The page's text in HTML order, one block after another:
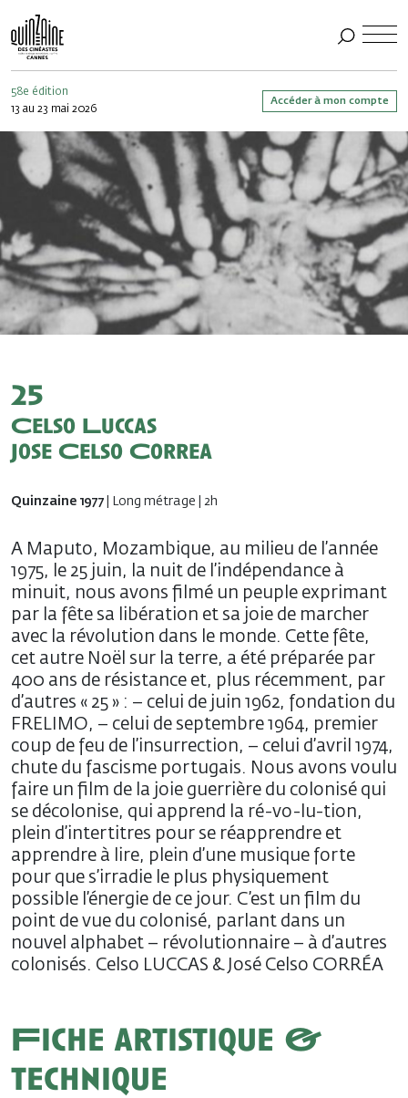
58e édition
13 au 23 mai 2026
Accéder à mon compte
25
Celso Luccas
Jose Celso Correa
Quinzaine 1977 | Long métrage | 2h
A Maputo, Mozambique, au milieu de l’année
1975, le 25 juin, la nuit de l’indépendance à
minuit, nous avons filmé un peuple exprimant
par la fête sa libération et sa joie de marcher
avec la révolution dans le monde. Cette fête,
cet autre Noël sur la terre, a été préparée par
400 ans de résistance et, plus récemment, par
d’autres « 25 » : – celui de juin 1962, fondation du
FRELIMO, – celui de septembre 1964, premier
coup de feu de l’insurrection, – celui d’avril 1974,
chute du fascisme portugais. Nous avons voulu
faire un film de la joie guerrière du colonisé qui
se décolonise, qui apprend la ré-vo-lu-tion,
plein d’intertitres pour se réapprendre et
apprendre à lire, plein d’une musique forte
pour que s’irradie le plus physiquement
possible l’énergie de ce jour. C’est un film du
point de vue du colonisé, parlant dans un
nouvel alphabet – révolutionnaire – à d’autres
colonisés. Celso LUCCAS & José Celso CORRÉA
Fiche artistique &
technique